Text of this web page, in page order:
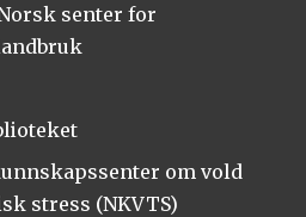
senter for
om vold
stress (NKVTS)